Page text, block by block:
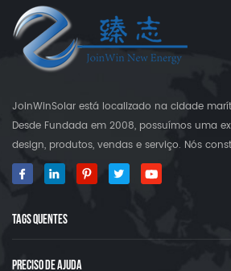
JoinWinSolar está localizado na cidade
Desde Fundada em 2008, possuímos uma
design, produtos, vendas e serviço. Nós
fábrica que é mais do que 3000 quadrado
global em suportes de montagem solar
JoinwinSolar Produtos incluem o seguinte: 1,
solar de telhado de metal e acessórios 2,
montagem solar de telhado e acessórios 3,
TAGS QUENTES
PRECISO DE AJUDA